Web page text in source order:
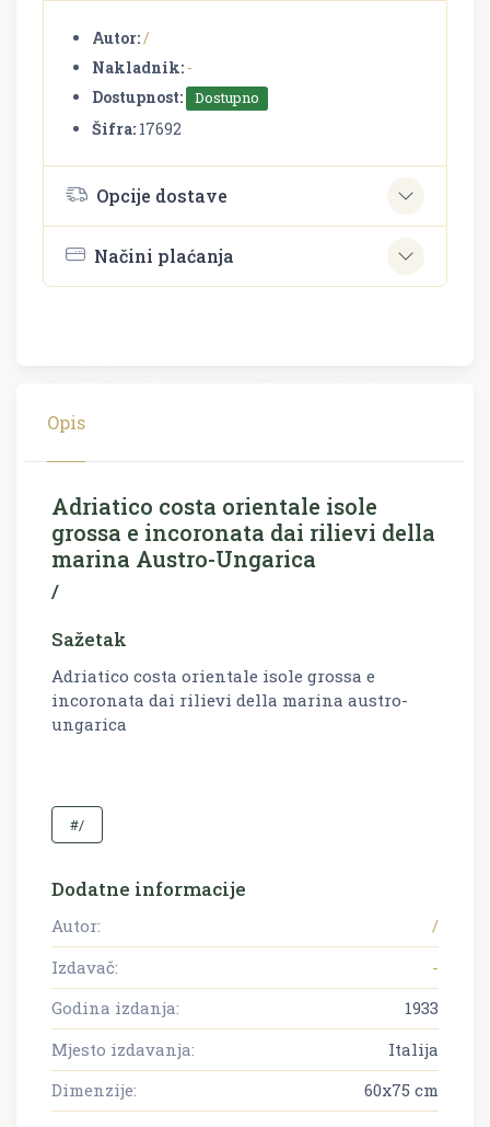
Autor:/
Nakladnik: -
Dostupnost:
Dostupno
Šifra: 17692
Opcije dostave
Načini plaćanja
Opis
Adriatico costa orientale isole
grossa e incoronata dai rilievi della
marina Austro-Ungarica
/
Sažetak
Adriatico costa orientale isole grossa e
incoronata dai rilievi della marina austro-
ungarica
#/
Dodatne informacije
Autor:
/
Izdavač:
-
Godina izdanja:
1933
Mjesto izdavanja:
Italija
Dimenzije:
60x75 cm